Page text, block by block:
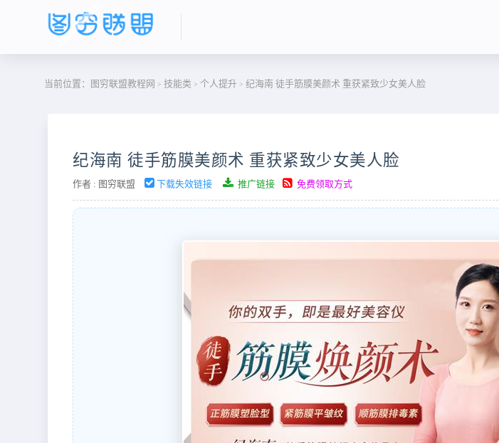
当前位置： 图穷联盟教程网 > 技能类 > 个人提升 > 纪海南 徒手筋膜美颜术 重获紧致少女美人脸
纪海南 徒手筋膜美颜术 重获紧致少女美人脸
作者 : 图穷联盟 下载失效链接 推广链接 免费领取方式